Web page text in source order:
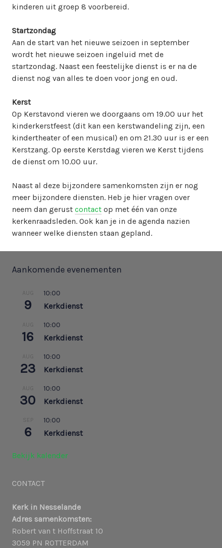
kinderen uit groep 8 voorbereid.
Startzondag
Aan de start van het nieuwe seizoen in september
wordt het nieuwe seizoen ingeluid met de
startzondag. Naast een feestelijke dienst is er na de
dienst nog van alles te doen voor jong en oud.
Kerst
Op Kerstavond vieren we doorgaans om 19.00 uur het
kinderkerstfeest (dit kan een kerstwandeling zijn, een
kindertheater of een musical) en om 21.30 uur is er een
Kerstzang. Op eerste Kerstdag vieren we Kerst tijdens
de dienst om 10.00 uur.
Naast al deze bijzondere samenkomsten zijn er nog
meer bijzondere diensten. Heb je hier vragen over
neem dan gerust contact op met één van onze
kerkenraadsleden. Ook kan je in de agenda nazien
wanneer welke diensten staan gepland.
Aankomende evenementen
AUG
9
10:00
Kerkdienst
AUG
16
10:00
Kerkdienst
AUG
23
10:00
Kerkdienst
AUG
30
10:00
Kerkdienst
6
10:00
Kerkdienst
Bekijk kalender
CONTACT
Kerk in Nesselande
Adres samenkomsten:
Robert van t Hoffstraat 10
3059 PN ROTTERDAM